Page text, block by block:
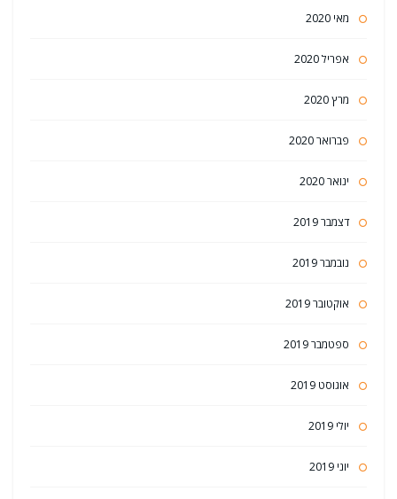
מאי 2020
אפריל 2020
מרץ 2020
פברואר 2020
ינואר 2020
דצמבר 2019
נובמבר 2019
אוקטובר 2019
ספטמבר 2019
אוגוסט 2019
יולי 2019
יוני 2019